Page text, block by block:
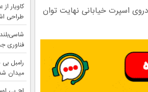
شد. این خودروی اسپرت خیابانی نهایت توان
طراحی
فناوری
میدان